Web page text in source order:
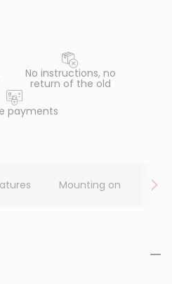
No instructions, no
return of the old
payments
Mounting on